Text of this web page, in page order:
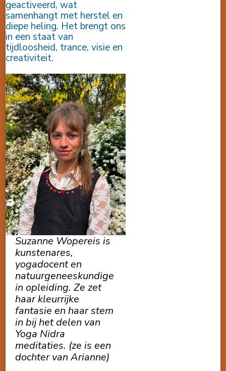
geactiveerd, wat
samenhangt met herstel en
diepe heling. Het brengt ons
in een staat van
tijdloosheid, trance, visie en
creativiteit.
Suzanne Wopereis is
kunstenares,
yogadocent en
natuurgeneeskundige
in opleiding. Ze zet
haar kleurrijke
fantasie en haar stem
in bij het delen van
Yoga Nidra
meditaties. (ze is een
dochter van Arianne)